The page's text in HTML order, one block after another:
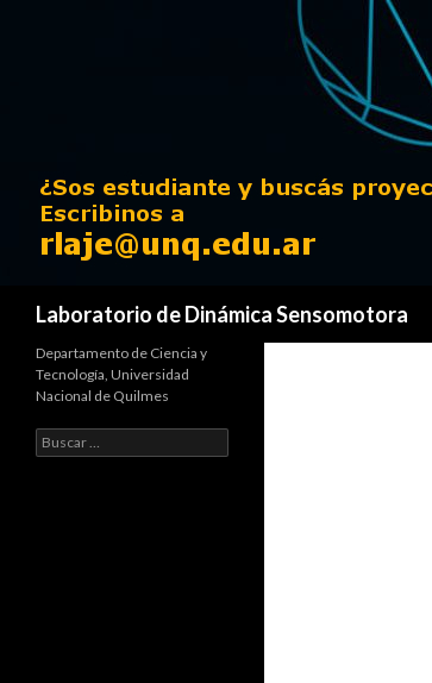
Laboratorio de Dinámica Sensomotora
Departamento de Ciencia y
Tecnología, Universidad
Nacional de Quilmes
Buscar: